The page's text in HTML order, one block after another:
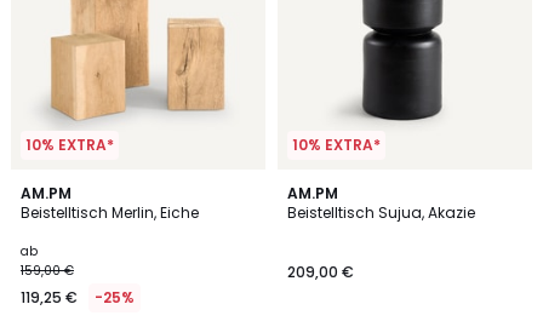
10% EXTRA*
AM.PM
Beistelltisch Merlin, Eiche
ab
159,00 €
119,25 € -25%
4,2
/ 5
10% EXTRA*
AM.PM
Beistelltisch Sujua, Akazie
209,00 €
4,9
/ 5